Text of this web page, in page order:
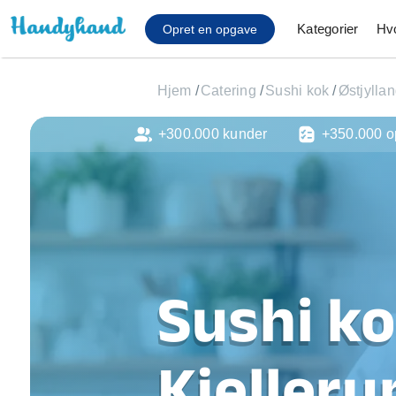
Opret en opgave Kategorier
Affaldsfjernelse
Afhentning af
Hårde hvidevare
Hjælp til mobil, pc, tv
Installation af ildsted
Møbelsamling og
Ophængning af
Hjem /Catering /Sushi kok /
Sushi
+300.000 kunder +350.000